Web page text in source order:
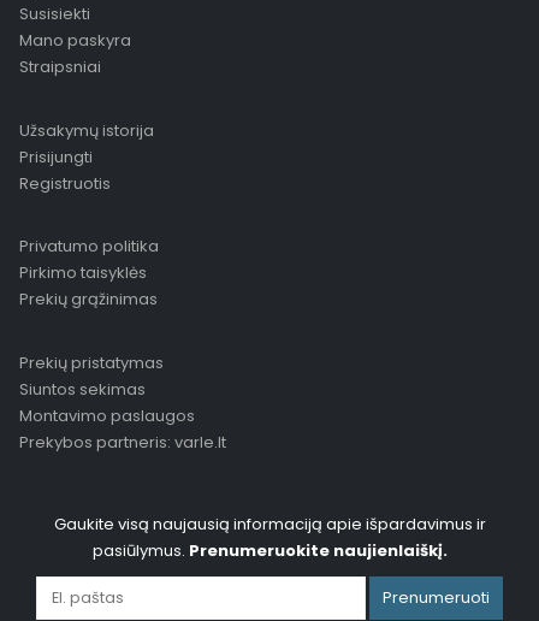
Susisiekti
Mano paskyra
Straipsniai
Užsakymų istorija
Prisijungti
Registruotis
Privatumo politika
Pirkimo taisyklės
Prekių grąžinimas
Prekių pristatymas
Siuntos sekimas
Montavimo paslaugos
Prekybos partneris: varle.lt
Gaukite visą naujausią informaciją apie išpardavimus ir
pasiūlymus. Prenumeruokite naujienlaiškį.
Prenumeruoti